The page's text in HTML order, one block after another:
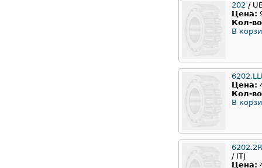
202 /
Цена:
Кол-
В
Цена:
Кол-
В
/ ITJ
Цена: